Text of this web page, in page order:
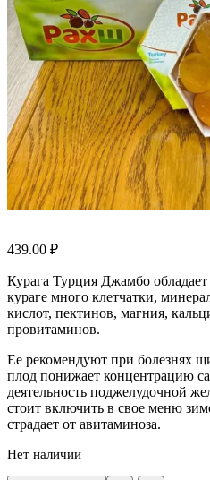
439.00 ₽
Курага Турция Джамбо
кураге много клетчатки,
кислот, пектинов, магния,
провитаминов.
Ее рекомендуют при болезнях
плод понижает концентрацию
деятельность поджелудочной
стоит включить в свое меню
страдает от авитаминоза.
Нет наличии